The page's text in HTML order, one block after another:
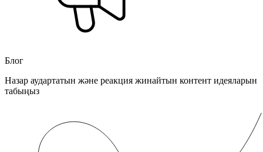
Блог
Назар аудартатын және реакция жинайтын контент идеяларын
табыңыз